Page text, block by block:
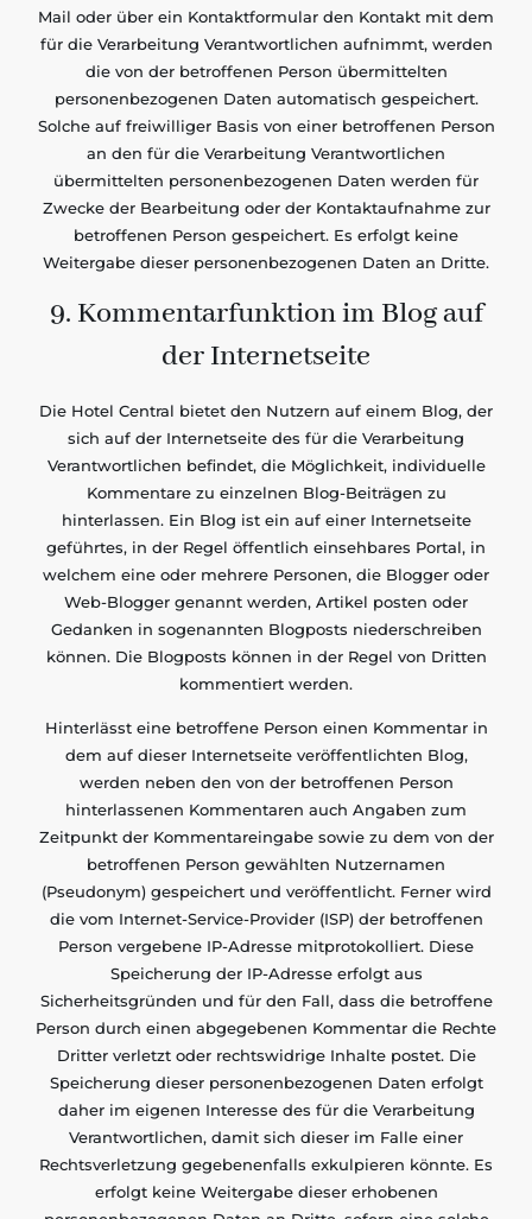
Mail oder über ein Kontaktformular den Kontakt mit dem
für die Verarbeitung Verantwortlichen aufnimmt, werden
die von der betroffenen Person übermittelten
personenbezogenen Daten automatisch gespeichert.
Solche auf freiwilliger Basis von einer betroffenen Person
an den für die Verarbeitung Verantwortlichen
übermittelten personenbezogenen Daten werden für
Zwecke der Bearbeitung oder der Kontaktaufnahme zur
betroffenen Person gespeichert. Es erfolgt keine
Weitergabe dieser personenbezogenen Daten an Dritte.
9. Kommentarfunktion im Blog auf
der Internetseite
Die Hotel Central bietet den Nutzern auf einem Blog, der
sich auf der Internetseite des für die Verarbeitung
Verantwortlichen befindet, die Möglichkeit, individuelle
Kommentare zu einzelnen Blog-Beiträgen zu
hinterlassen. Ein Blog ist ein auf einer Internetseite
geführtes, in der Regel öffentlich einsehbares Portal, in
welchem eine oder mehrere Personen, die Blogger oder
Web-Blogger genannt werden, Artikel posten oder
Gedanken in sogenannten Blogposts niederschreiben
können. Die Blogposts können in der Regel von Dritten
kommentiert werden.
Hinterlässt eine betroffene Person einen Kommentar in
dem auf dieser Internetseite veröffentlichten Blog,
werden neben den von der betroffenen Person
hinterlassenen Kommentaren auch Angaben zum
Zeitpunkt der Kommentareingabe sowie zu dem von der
betroffenen Person gewählten Nutzernamen
(Pseudonym) gespeichert und veröffentlicht. Ferner wird
die vom Internet-Service-Provider (ISP) der betroffenen
Person vergebene IP-Adresse mitprotokolliert. Diese
Speicherung der IP-Adresse erfolgt aus
Sicherheitsgründen und für den Fall, dass die betroffene
Person durch einen abgegebenen Kommentar die Rechte
Dritter verletzt oder rechtswidrige Inhalte postet. Die
Speicherung dieser personenbezogenen Daten erfolgt
daher im eigenen Interesse des für die Verarbeitung
Verantwortlichen, damit sich dieser im Falle einer
Rechtsverletzung gegebenenfalls exkulpieren könnte. Es
erfolgt keine Weitergabe dieser erhobenen